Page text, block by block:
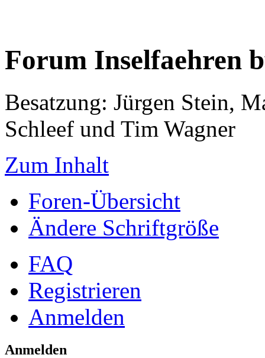
Forum Inselfaehren
Besatzung: Jürgen Stein,
Schleef und Tim Wagner
Zum Inhalt
Foren-Übersicht
Ändere Schriftgröße
FAQ
Registrieren
Anmelden
Anmelden